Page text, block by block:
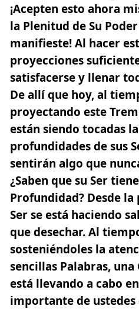
¡Acepten esto ahora
la Plenitud de Su
manifieste! Al hacer
proyecciones
satisfacerse y llenar
De allí que hoy, al
proyectando este
están siendo tocadas
profundidades de sus
sentirán algo que
¿Saben que su Ser
Profundidad? Desde
Ser se está haciendo
que desechar. Al
sosteniéndoles la
sencillas Palabras,
está llevando a cabo
importante de